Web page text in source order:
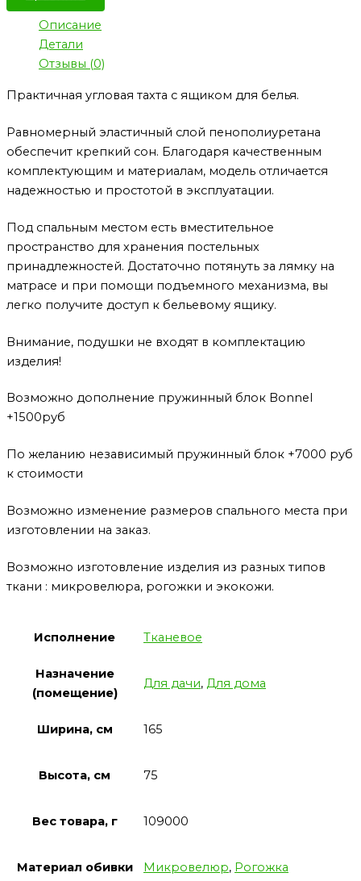
Описание
Детали
Отзывы (0)
Практичная угловая тахта с ящиком для белья.
Равномерный эластичный слой пенополиуретана
обеспечит крепкий сон. Благодаря качественным
комплектующим и материалам, модель отличается
надежностью и простотой в эксплуатации.
Под спальным местом есть вместительное
пространство для хранения постельных
принадлежностей. Достаточно потянуть за лямку на
матрасе и при помощи подъемного механизма, вы
легко получите доступ к бельевому ящику.
Внимание, подушки не входят в комплектацию
изделия!
Возможно дополнение пружинный блок Bonnel
+1500руб
По желанию независимый пружинный блок +7000 руб
к стоимости
Возможно изменение размеров спального места при
изготовлении на заказ.
Возможно изготовление изделия из разных типов
ткани : микровелюра, рогожки и экокожи.
Исполнение Тканевое
Назначение
(помещение)
Для дачи, Для дома
Ширина, см 165
Высота, см 75
Вес товара, г 109000
Материал обивки Микровелюр, Рогожка